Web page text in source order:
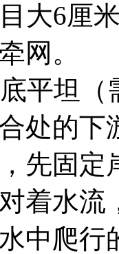
大6厘
网。
平坦（
处的
先固定
着水
中爬行